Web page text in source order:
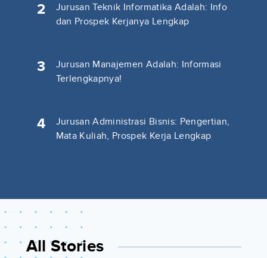
2
Jurusan Teknik Informatika Adalah: Info
dan Prospek Kerjanya Lengkap
3
Jurusan Manajemen Adalah: Informasi
Terlengkapnya!
4
Jurusan Administrasi Bisnis: Pengertian,
Mata Kuliah, Prospek Kerja Lengkap
All Stories